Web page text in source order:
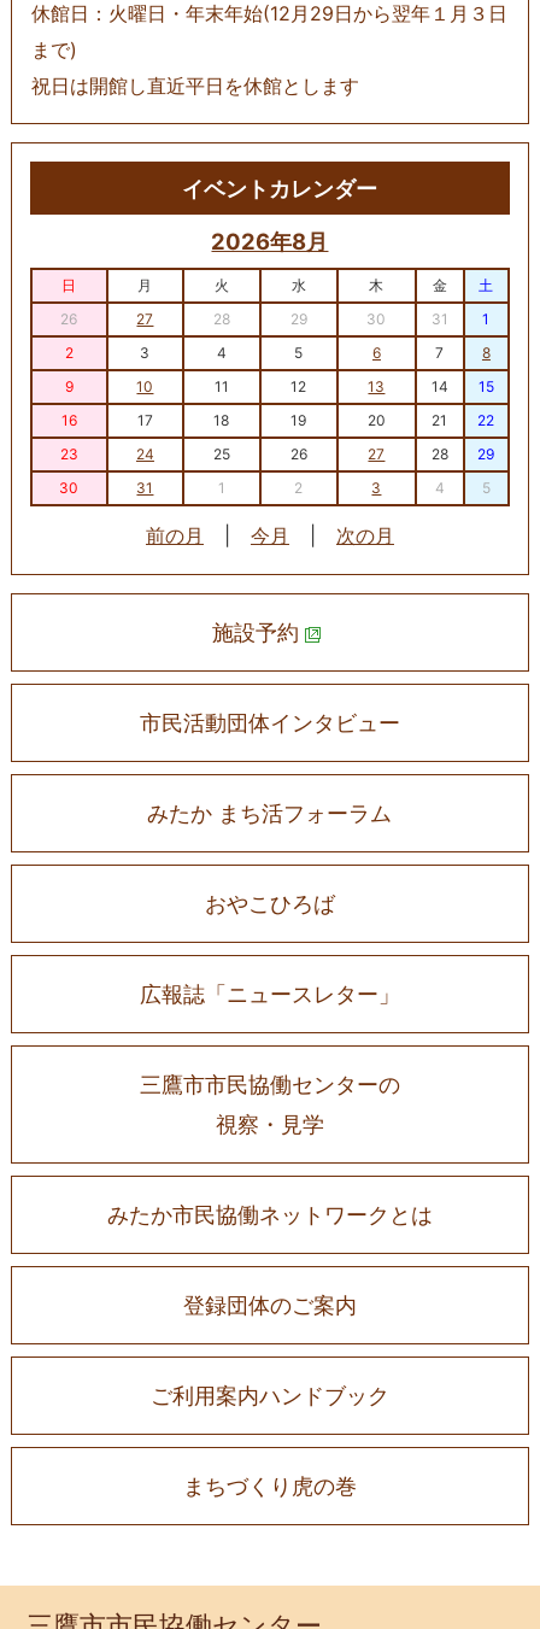
休館日：火曜日・年末年始(12月29日から翌年１月３日
まで)
祝日は開館し直近平日を休館とします
イベントカレンダー
2026年8月
日 月 火 水 木 金
土
26
27 28 29 30 31
1
2
3 4 5 6 7
8
9
10 11 12 13 14
15
16
17 18 19 20 21
22
23
24 25 26 27 28
29
30
31 1 2 3 4 5
前の月 今月 次の月
施設予約
市民活動団体インタビュー
みたか まち活フォーラム
おやこひろば
広報誌「ニュースレター」
三鷹市市民協働センターの
視察・見学
みたか市民協働ネットワークとは
登録団体のご案内
ご利用案内ハンドブック
まちづくり虎の巻